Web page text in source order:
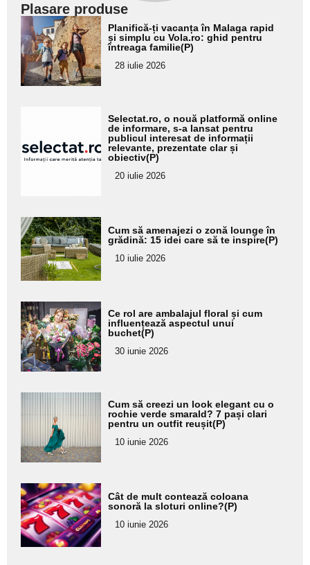
Plasare produse
Adaugă
aici textul
pentru
subtitlu
Planifică-ți vacanța în Malaga rapid
și simplu cu Vola.ro: ghid pentru
întreaga familie(P)
28 iulie 2026
pentru
subtitlu
Selectat.ro, o nouă platformă online
de informare, s-a lansat pentru
publicul interesat de informații
relevante, prezentate clar și
obiectiv(P)
20 iulie 2026
Adaugă
aici textul
pentru
subtitlu
Cum să amenajezi o zonă lounge în
grădină: 15 idei care să te inspire(P)
10 iulie 2026
Adaugă
aici textul
pentru
subtitlu
Ce rol are ambalajul floral și cum
influențează aspectul unui
buchet(P)
30 iunie 2026
Adaugă
aici textul
pentru
subtitlu
Cum să creezi un look elegant cu o
rochie verde smarald? 7 pași clari
pentru un outfit reușit(P)
10 iunie 2026
Adaugă
aici textul
pentru
subtitlu
Cât de mult contează coloana
sonoră la sloturi online?(P)
10 iunie 2026